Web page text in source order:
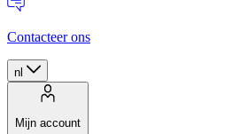
Contacteer ons
nl
Mijn account